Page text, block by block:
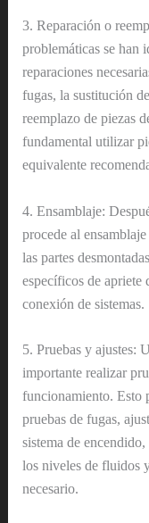
3. Reparación o
problemáticas se han
reparaciones
fugas, la sustitución
reemplazo de piezas
fundamental utilizar
equivalente
4. Ensamblaje:
procede al
las partes
específicos de apriete
conexión de sistemas.
5. Pruebas y ajustes:
importante realizar
funcionamiento. Esto
pruebas de fugas,
sistema de
los niveles de fluidos
necesario.